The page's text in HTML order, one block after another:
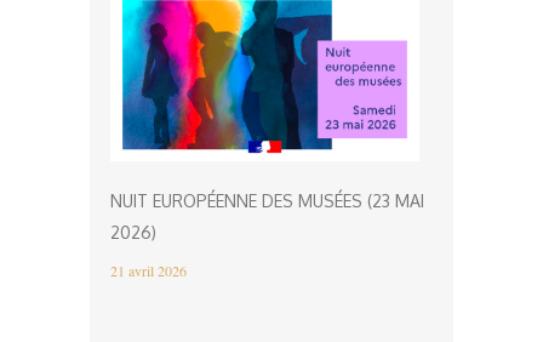
NUIT EUROPÉENNE DES MUSÉES (23 MAI
2026)
21 avril 2026